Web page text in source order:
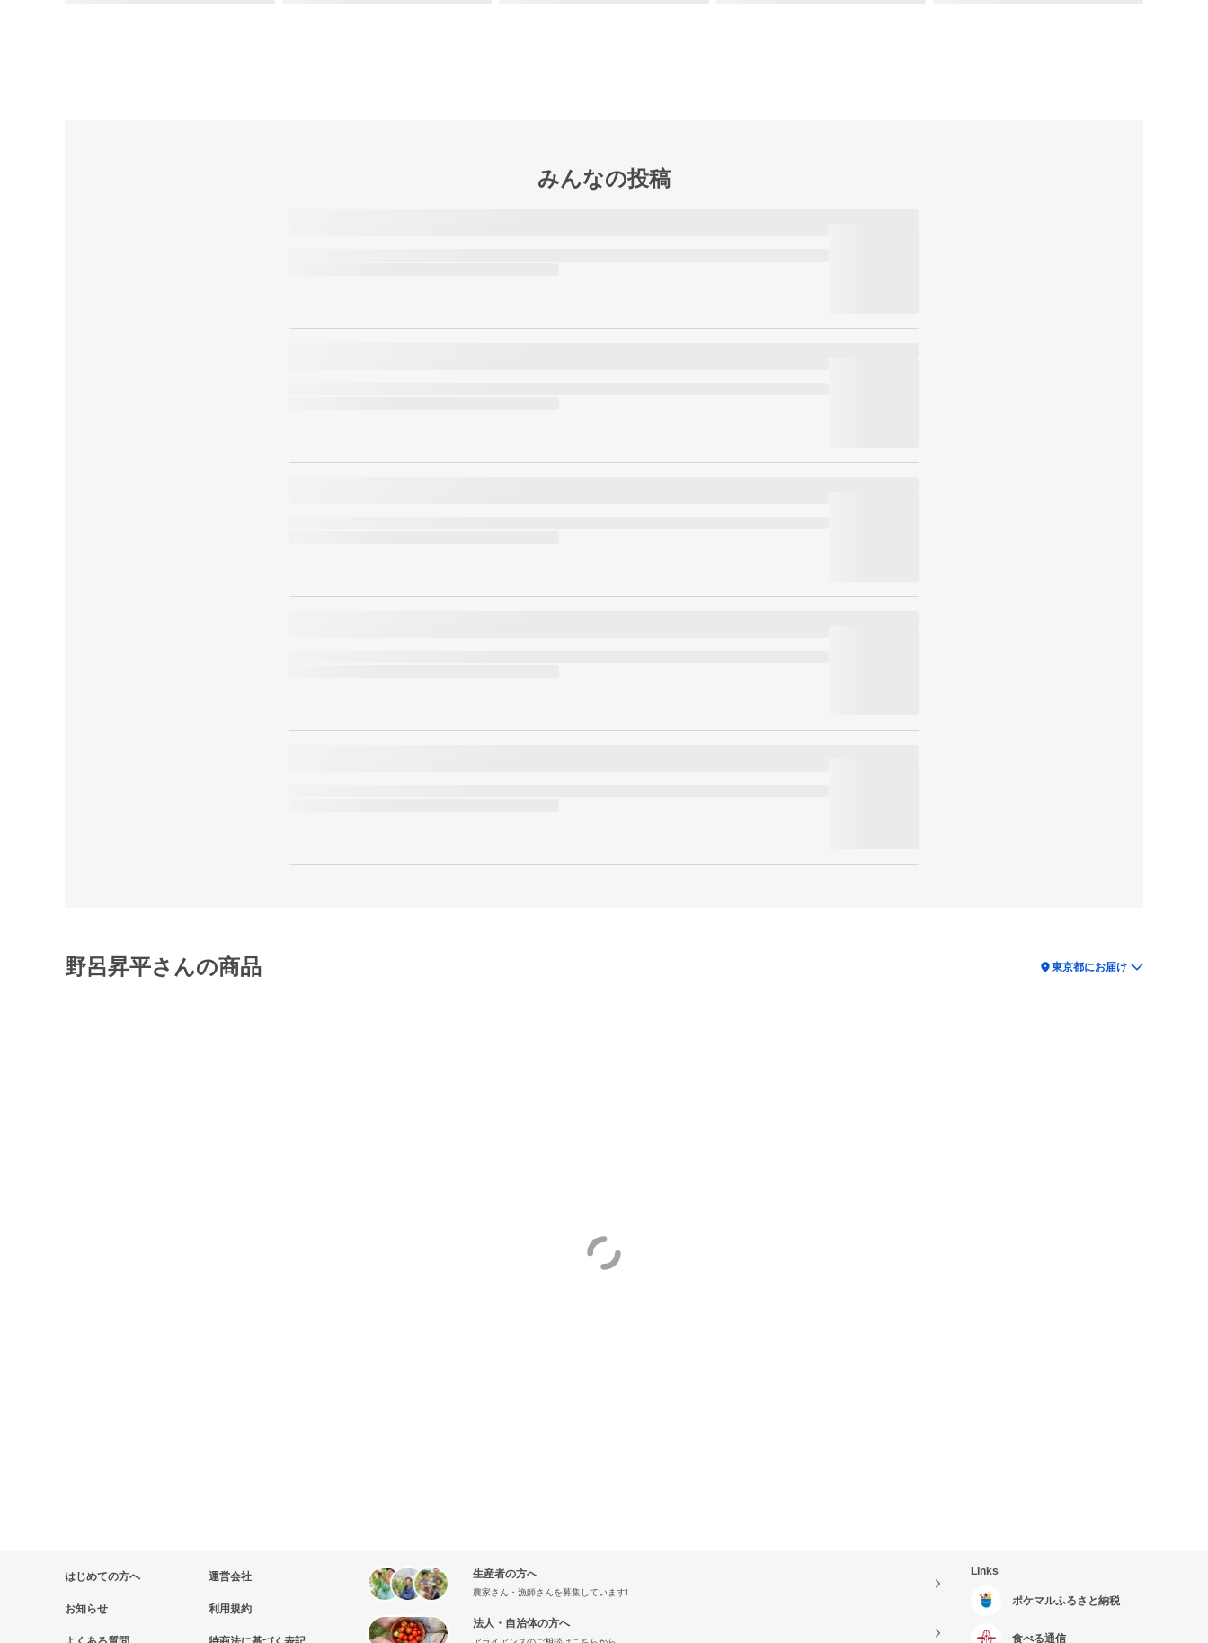
みんなの投稿
野呂昇平さんの商品 location_on東京都にお届け
はじめての方へ
お知らせ
運営会社
利用規約
生産者の方へ
農家さん・漁師さんを募集しています!
法人・自治体の方へ
Links
ポケマルふるさと納税
食べる通信